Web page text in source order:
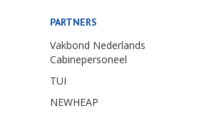
PARTNERS
Vakbond Nederlands
Cabinepersoneel
TUI
NEWHEAP